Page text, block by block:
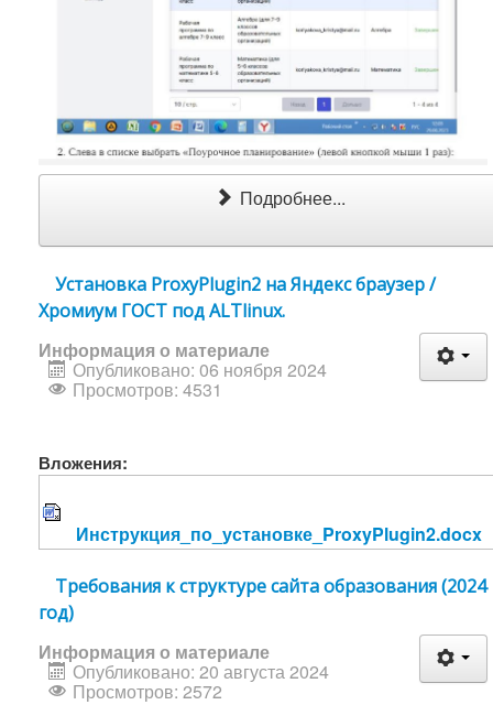
Подробнее...
Установка ProxyPlugin2 на Яндекс браузер /
Хромиум ГОСТ под ALTlinux.
Информация о материале
Опубликовано: 06 ноября 2024
Просмотров: 4531
Вложения:
Инструкция_по_установке_ProxyPlugin2.docx
Требования к структуре сайта образования (2024
год)
Информация о материале
Опубликовано: 20 августа 2024
Просмотров: 2572